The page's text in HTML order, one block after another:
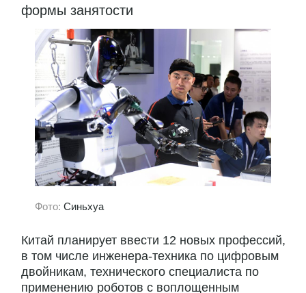
формы занятости
Фото: Синьхуа
Китай планирует ввести 12 новых профессий,
в том числе инженера-техника по цифровым
двойникам, технического специалиста по
применению роботов с воплощенным